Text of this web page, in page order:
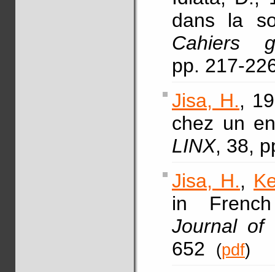
dans la
Cahiers
pp. 217-
Jisa, H.,
chez un
LINX, 38,
Jisa, H.,
in
Journal of
652
(pdf)